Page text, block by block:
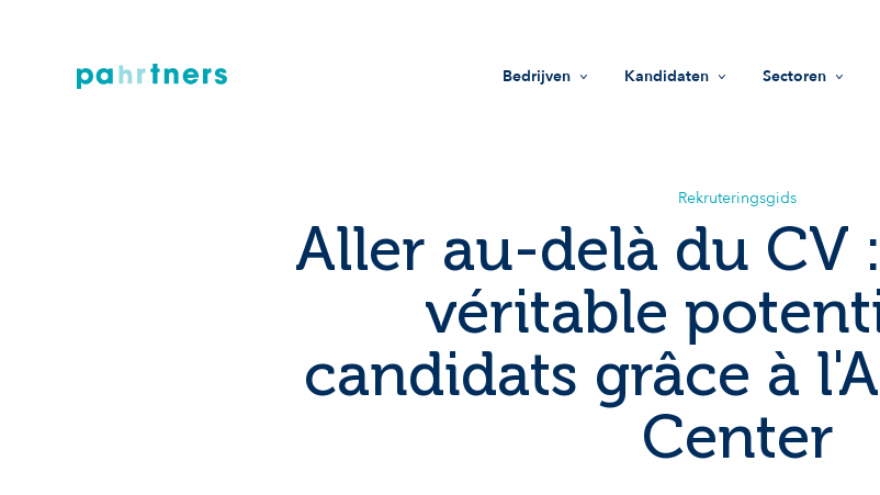
Bedrijven
Rekruteringsgids
Kandidaten
Advies
Sectoren
Innovatie &
Sociale impact
Rekruteringsgids
Aller au-delà du CV
véritable
candidats grâce à
Center